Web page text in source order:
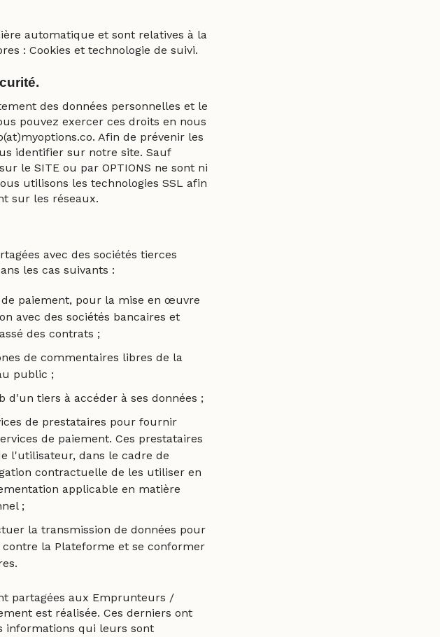
automatique et sont relatives à la
: Cookies et technologie de suivi.
des données personnelles et le
pouvez exercer ces droits en nous
Afin de prévenir les
identifier sur notre site. Sauf
le SITE ou par OPTIONS ne sont ni
utilisons les technologies SSL afin
sur les réseaux.
avec des sociétés tierces
les cas suivants :
paiement, pour la mise en œuvre
avec des sociétés bancaires et
des contrats ;
de commentaires libres de la
public ;
tiers à accéder à ses données ;
de prestataires pour fournir
de paiement. Ces prestataires
l'utilisateur, dans le cadre de
contractuelle de les utiliser en
applicable en matière
;
la transmission de données pour
la Plateforme et se conformer
partagées aux Emprunteurs /
est réalisée. Ces derniers ont
informations qui leurs sont